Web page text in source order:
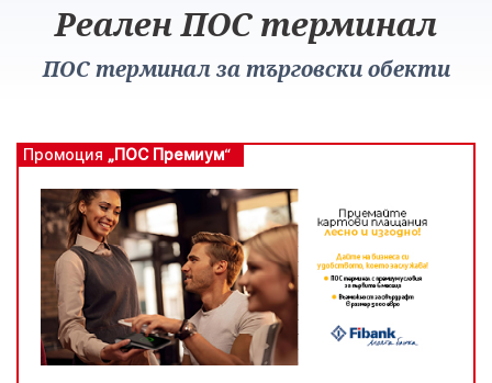
Реален ПОС терминал
ПОС терминал за търговски обекти
Промоция „ПОС Премиум“